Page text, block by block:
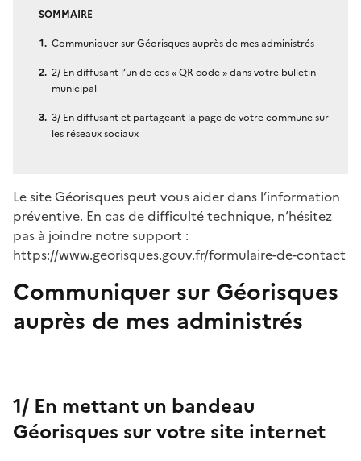
SOMMAIRE
Communiquer sur Géorisques auprès de mes administrés
2/ En diffusant l’un de ces « QR code » dans votre bulletin
municipal
3/ En diffusant et partageant la page de votre commune sur
les réseaux sociaux
Le site Géorisques peut vous aider dans l’information
préventive. En cas de difficulté technique, n’hésitez
pas à joindre notre support :
https://www.georisques.gouv.fr/formulaire-de-contact
Communiquer sur Géorisques
auprès de mes administrés
1/ En mettant un bandeau
Géorisques sur votre site internet